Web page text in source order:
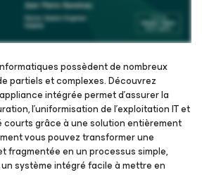
le webinaire
possèdent de nombreux
partiels et complexes. Découvrez
intégrée permet d’assurer la
l’uniformisation de l’exploitation IT et
courts grâce à une solution entièrement
vous pouvez transformer une
fragmentée en un processus simple,
système intégré facile à mettre en